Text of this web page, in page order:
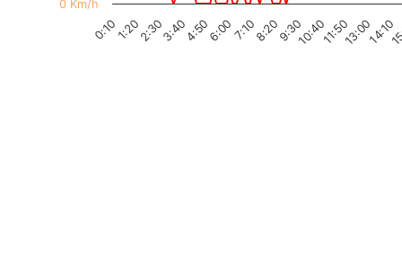
0:101:202:303:404:506:007:108:209:3010:4011:5013:0014:10
0 Km/h